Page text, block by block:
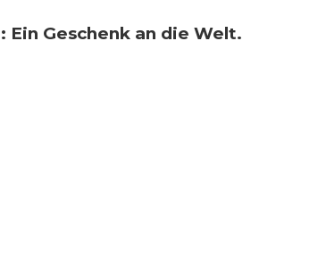
Geschenk an die Welt.